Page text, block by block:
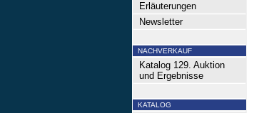
Erläuterungen
Newsletter
NACHVERKAUF
Katalog 129. Auktion
und Ergebnisse
KATALOG